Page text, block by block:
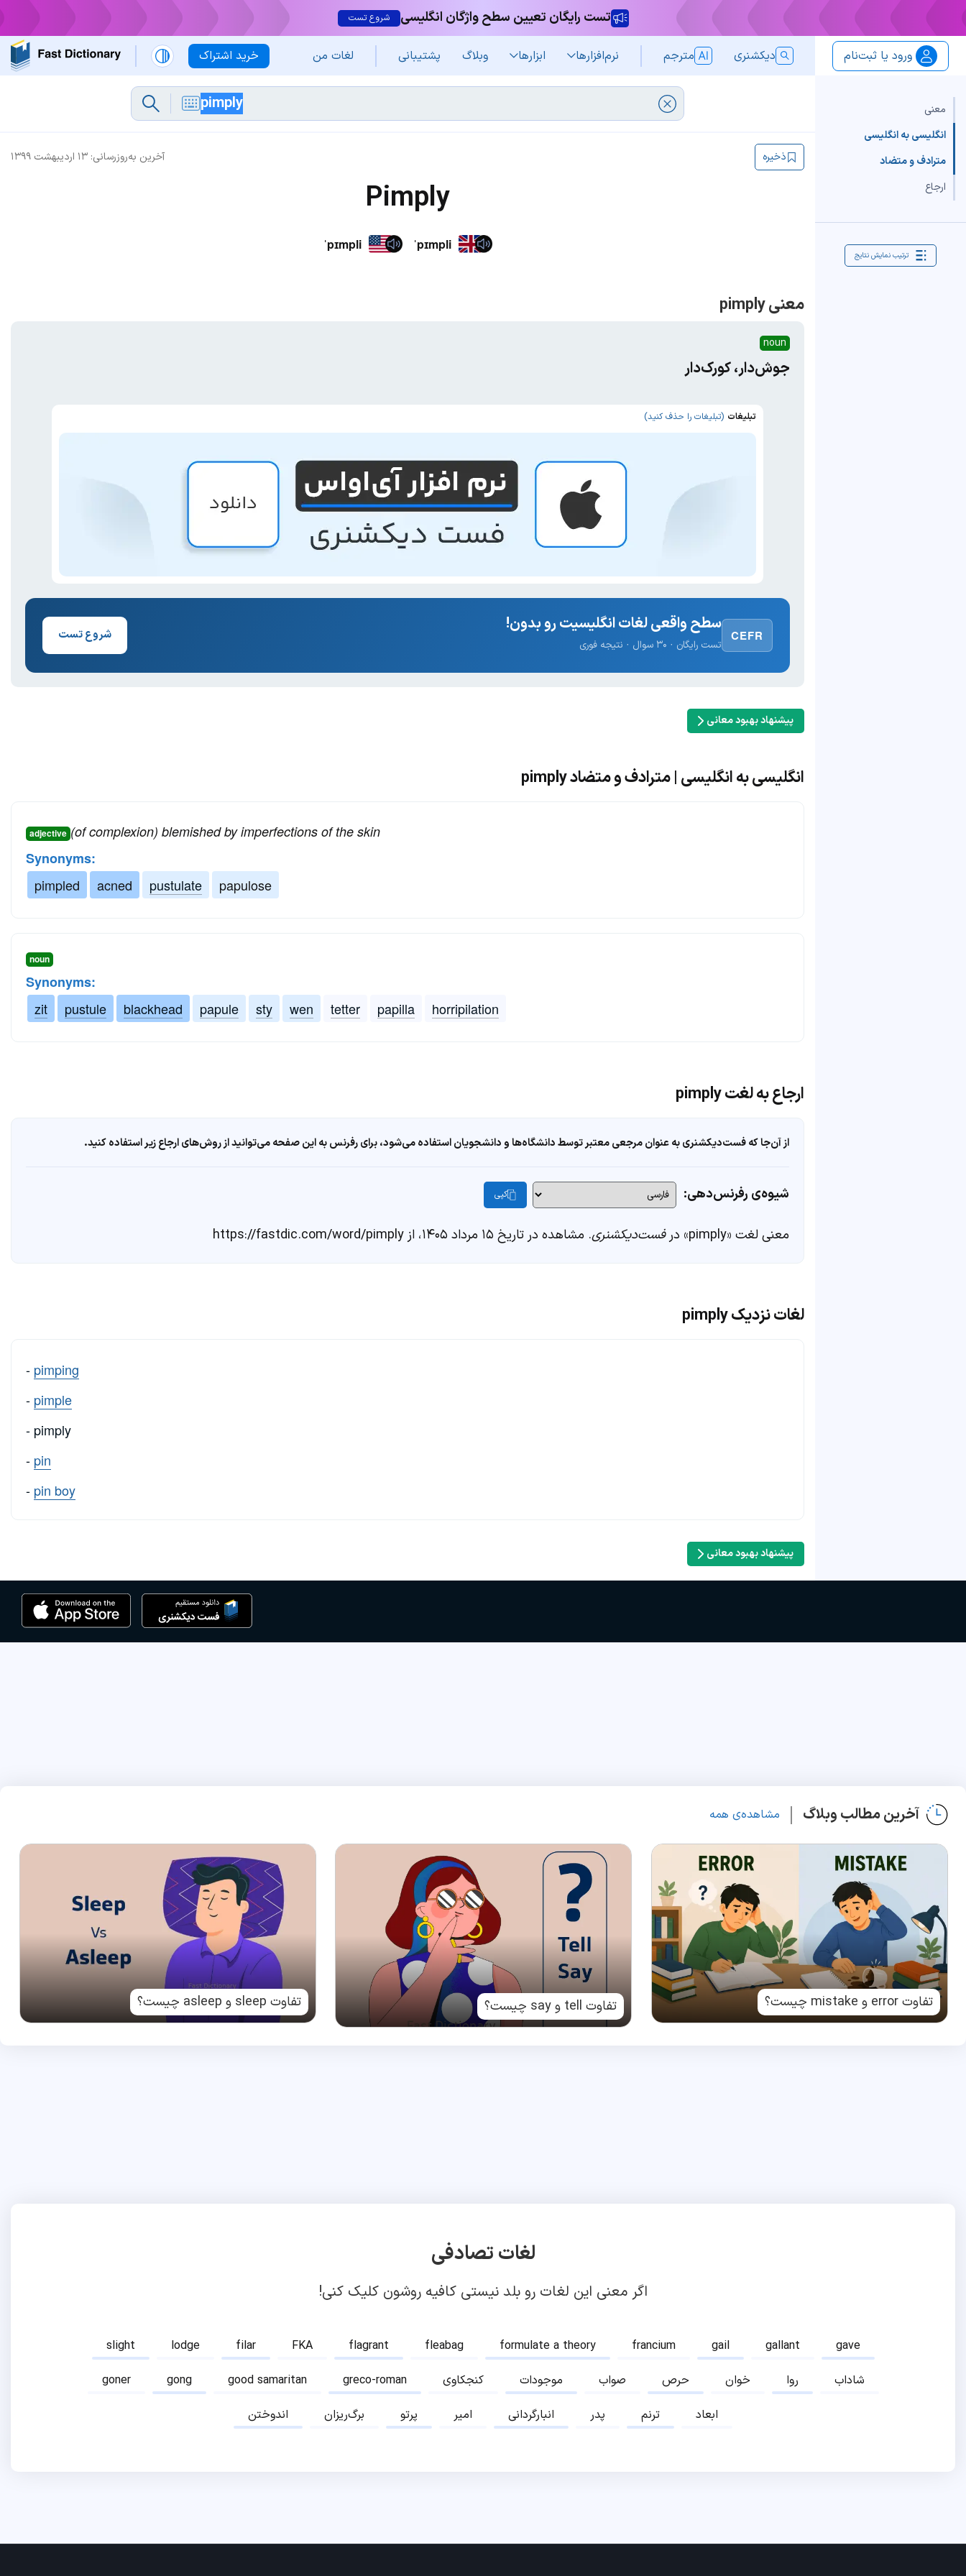
تست رایگان تعیین سطح واژگان انگلیسی شروع تست
خرید اشتراک ورود یا ثبت‌نام دیکشنری مترجم نرم‌افزار‌ها ابزارها وبلاگ پشتیبانی لغات من
معنی
انگلیسی به انگلیسی
مترادف و متضاد
ارجاع
ترتیب نمایش نتایج
آخرین به‌روزرسانی: ۱۳ اردیبهشت ۱۳۹۹ ذخیره
Pimply
ˈpɪmpli ˈpɪmpli
معنی pimply
noun
جوش‌دار، کورک‌دار
تبلیغات (تبلیغات را حذف کنید)
CEFR
سطح واقعی لغات انگلیسیت رو بدون!
تست رایگان · ۳۰ سوال · نتیجه فوری
شروع تست
پیشنهاد بهبود معانی
انگلیسی به انگلیسی | مترادف و متضاد pimply
adjective (of complexion) blemished by imperfections of the skin
Synonyms:
pimpled
acned pustulate papulose
noun
Synonyms:
zit
pustule blackhead papule sty wen tetter papilla horripilation
ارجاع به لغت pimply
از آن‌جا که فست‌دیکشنری به عنوان مرجعی معتبر توسط دانشگاه‌ها و دانشجویان استفاده می‌شود، برای رفرنس به این صفحه می‌توانید از روش‌های ارجاع زیر استفاده کنید.
شیوه‌ی رفرنس‌دهی: کپی
معنی لغت «pimply» در فست‌دیکشنری. مشاهده در تاریخ ۱۵ مرداد ۱۴۰۵، از https://fastdic.com/word/pimply
لغات نزدیک pimply
- pimping
- pimple
- pimply
- pin
- pin boy
پیشنهاد بهبود معانی
آخرین مطالب وبلاگ مشاهده‌ی همه
تفاوت error و mistake چیست؟ تفاوت tell و say چیست؟ تفاوت sleep و asleep چیست؟
لغات تصادفی
اگر معنی این لغات رو بلد نیستی کافیه روشون کلیک کنی!
slight lodge filar FKA flagrant fleabag formulate a theory francium gail gallant
gave
goner
gong good samaritan greco-roman کنجکاوی موجودات صواب حرص خوان روا
شاداب
اندوختن
برگ‌ریزان پرتو امیر انبارگردانی پدر ترنم ابعاد